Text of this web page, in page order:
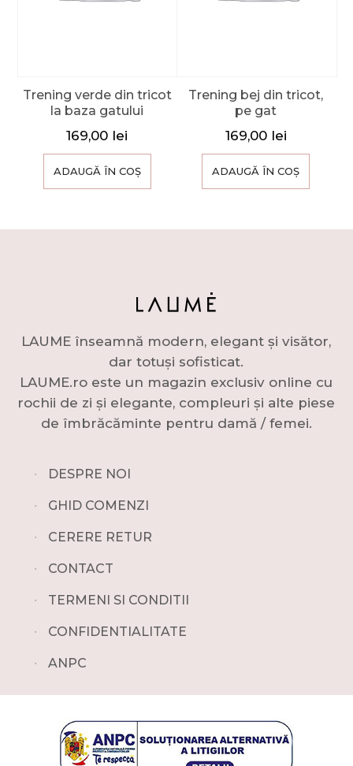
Trening verde din tricot
la baza gatului
169,00 lei
ADAUGĂ ÎN COȘ
Trening bej din tricot,
pe gat
169,00 lei
ADAUGĂ ÎN COȘ
LAUME înseamnă modern, elegant și visător,
dar totuși sofisticat.
LAUME.ro este un magazin exclusiv online cu
rochii de zi și elegante, compleuri și alte piese
de îmbrăcăminte pentru damă / femei.
∙ DESPRE NOI
∙ GHID COMENZI
∙ CERERE RETUR
∙ CONTACT
∙ TERMENI SI CONDITII
∙ CONFIDENTIALITATE
∙ ANPC